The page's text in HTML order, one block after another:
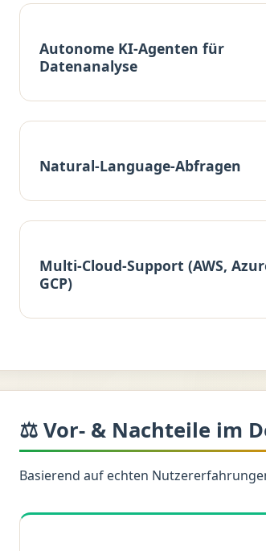
Autonome KI-Agenten für
Datenanalyse
Natural-Language-Abfragen
Multi-Cloud-Support (AWS,
GCP)
⚖️ Vor- & Nachteile im
Basierend auf echten